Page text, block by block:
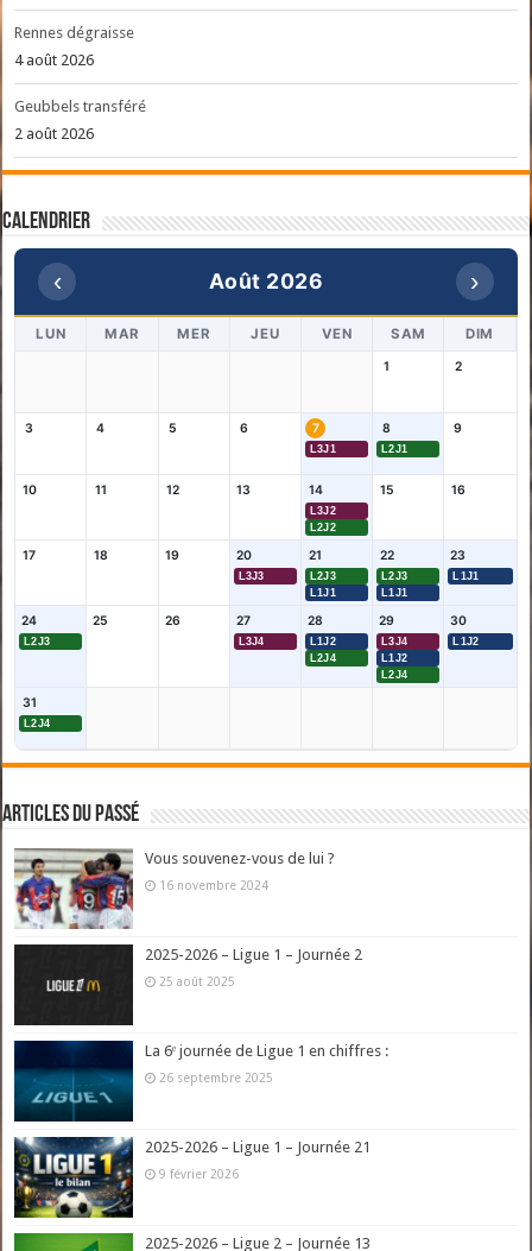
Rennes dégraisse
4 août 2026
Geubbels transféré
2 août 2026
Calendrier
‹ Août 2026 ›
LUN MAR MER JEU VEN SAM DIM
1 2
3 4 5 6 7
L3J1
8
L2J1
9
10 11 12 13 14
L3J2
L2J2
15 16
17 18 19 20
L3J3
21
L2J3
L1J1
22
L2J3
L1J1
23
L1J1
24
L2J3
25 26 27
L3J4
28
L1J2
L2J4
29
L3J4
L1J2
L2J4
30
L1J2
31
L2J4
Articles du passé
Vous souvenez-vous de lui ?
16 novembre 2024
2025-2026 – Ligue 1 – Journée 2
25 août 2025
La 6ᵉ journée de Ligue 1 en chiffres :
26 septembre 2025
2025-2026 – Ligue 1 – Journée 21
9 février 2026
2025-2026 – Ligue 2 – Journée 13